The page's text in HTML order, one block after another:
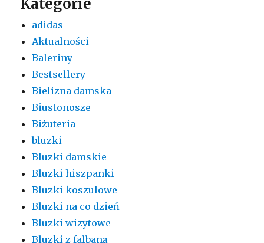
adidas
Aktualności
Baleriny
Bestsellery
Bielizna damska
Biustonosze
Biżuteria
bluzki
Bluzki damskie
Bluzki hiszpanki
Bluzki koszulowe
Bluzki na co dzień
Bluzki wizytowe
Bluzki z falbaną